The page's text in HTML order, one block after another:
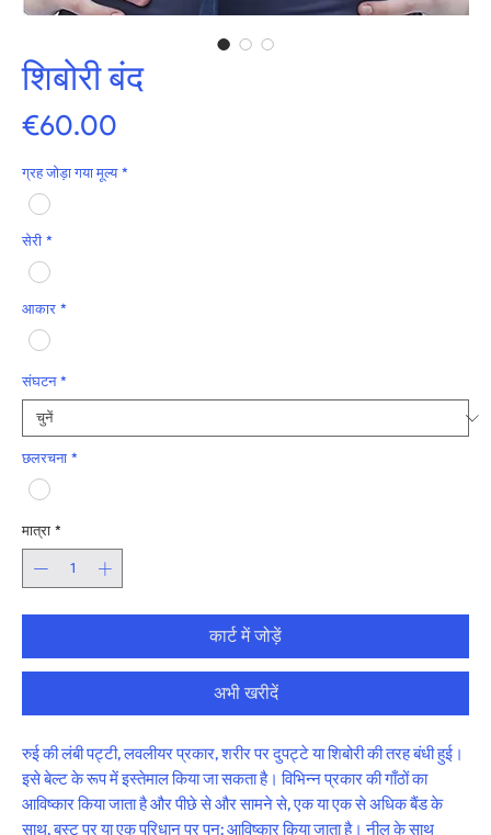
शिबोरी बंद
€60.00
ग्रह जोड़ा गया मूल्य *
सेरी *
आकार *
संघटन *
छलरचना *
मात्रा *
कार्ट में जोड़ें
अभी खरीदें
रुई की लंबी पट्टी, लवलीयर प्रकार, शरीर पर दुपट्टे या शिबोरी की तरह बंधी हुई।
इसे बेल्ट के रूप में इस्तेमाल किया जा सकता है। विभिन्न प्रकार की गाँठों का
आविष्कार किया जाता है और पीछे से और सामने से, एक या एक से अधिक बैंड के
साथ, बस्ट पर या एक परिधान पर पुन: आविष्कार किया जाता है। नील के साथ